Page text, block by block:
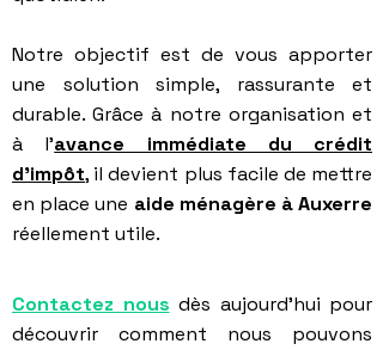
Notre objectif est de vous apporter
une solution simple, rassurante et
durable. Grâce à notre organisation et
à l’avance immédiate du crédit
d’impôt, il devient plus facile de mettre
en place une aide ménagère à Auxerre
réellement utile.
Contactez nous dès aujourd'hui pour
découvrir comment nous pouvons